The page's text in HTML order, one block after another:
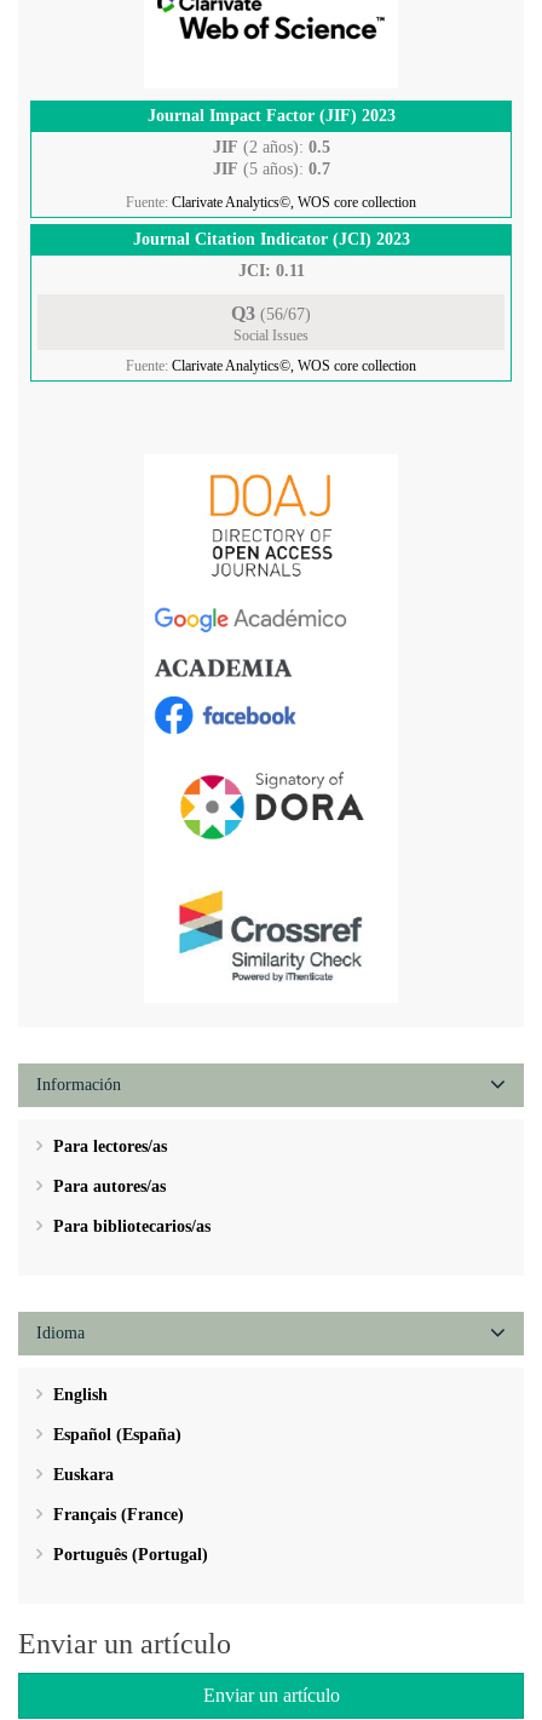
Journal Impact Factor (JIF) 2023
JIF (2 años): 0.5
JIF (5 años): 0.7
Fuente: Clarivate Analytics©, WOS core collection
Journal Citation Indicator (JCI) 2023
JCI: 0.11
Q3 (56/67)
Social Issues
Fuente: Clarivate Analytics©, WOS core collection
Información
Para lectores/as
Para autores/as
Para bibliotecarios/as
Idioma
English
Español (España)
Euskara
Français (France)
Português (Portugal)
Enviar un artículo
Enviar un artículo